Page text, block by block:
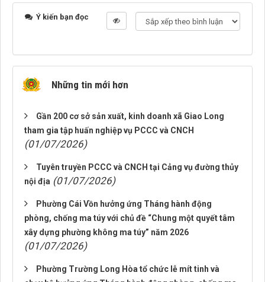
Ý kiến bạn đọc
Những tin mới hơn
Gần 200 cơ sở sản xuất, kinh doanh xã Giao Long
tham gia tập huấn nghiệp vụ PCCC và CNCH
(01/07/2026)
Tuyên truyền PCCC và CNCH tại Cảng vụ đường thủy
nội địa (01/07/2026)
Phường Cái Vồn hưởng ứng Tháng hành động
phòng, chống ma túy với chủ đề “Chung một quyết tâm
xây dựng phường không ma túy” năm 2026
(01/07/2026)
Phường Trường Long Hòa tổ chức lễ mít tinh và